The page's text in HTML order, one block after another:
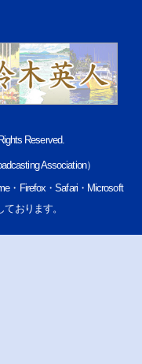
Reserved.
Association）
・Firefox・Safari・Microsoft
おります。